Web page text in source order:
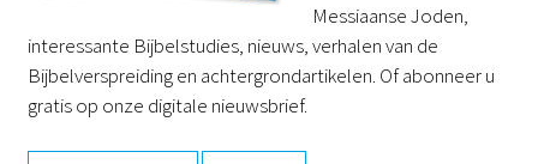
Messiaanse Joden,
interessante Bijbelstudies, nieuws, verhalen van de
Bijbelverspreiding en achtergrondartikelen. Of abonneer u
gratis op onze digitale nieuwsbrief.